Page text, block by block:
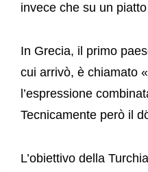
invece che su un
In Grecia, il primo
cui arrivò, è chiamato
l’espressione
Tecnicamente però il
L’obiettivo della